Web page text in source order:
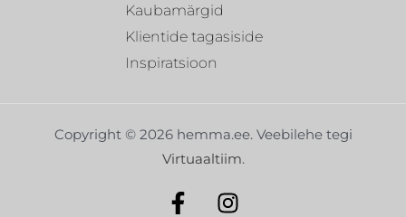
Kaubamärgid
Klientide tagasiside
Inspiratsioon
Copyright © 2026 hemma.ee. Veebilehe tegi
Virtuaaltiim.